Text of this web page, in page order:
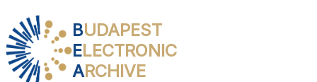
BUDAPEST
ELECTRONIC
ARCHIVE